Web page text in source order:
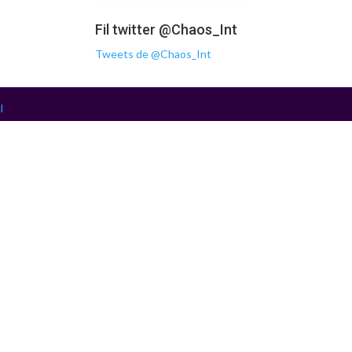
Fil twitter @Chaos_Int
Tweets de @Chaos_Int